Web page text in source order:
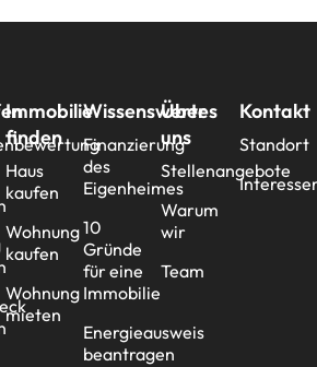
Immobilie
finden
Haus
kaufen
Wohnung
kaufen
Wohnung
mieten
Wissenswertes
Finanzierung
des
Eigenheimes
10
Gründe
für eine
Immobilie
Energieausweis
beantragen
Über
uns
Stellenangebote
Warum
wir
Team
Kontakt
Standort